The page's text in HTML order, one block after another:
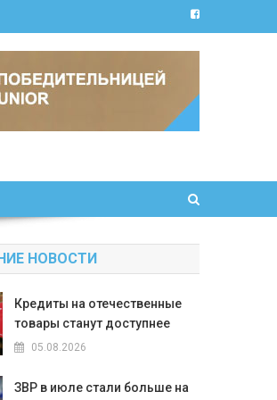
НОВОСТИ
Кредиты на отечественные
товары станут доступнее
05.08.2026
ЗВР в июле стали больше на